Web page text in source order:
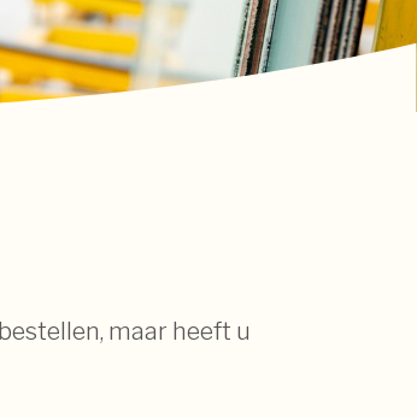
maar heeft u